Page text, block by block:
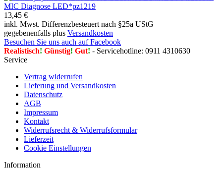
13,45 €
inkl. Mwst. Differenzbesteuert nach §25a UStG
gegebenenfalls plus Versandkosten
Besuchen Sie uns auch auf Facebook
Realistisch! Günstig! Gut! - Servicehotline: 0911 4310630
Service
Vertrag widerrufen
Lieferung und Versandkosten
Datenschutz
AGB
Impressum
Kontakt
Widerrufsrecht & Widerrufsformular
Lieferzeit
Cookie Einstellungen
Information